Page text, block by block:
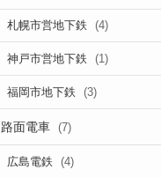
札幌市営地下鉄 (4)
神戸市営地下鉄 (1)
福岡市地下鉄 (3)
路面電車 (7)
広島電鉄 (4)